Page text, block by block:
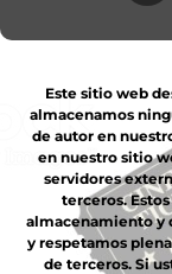
Este sitio web
almacenamos
de autor en
en nuestro sitio
servidores
terceros.
almacenamiento y
y respetamos
de terceros. Si